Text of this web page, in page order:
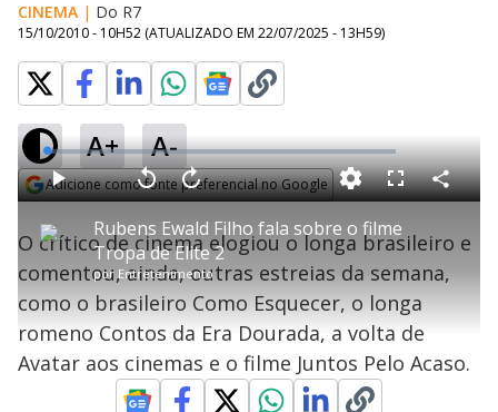
CINEMA | Do R7
15/10/2010 - 10H52 (ATUALIZADO EM 22/07/2025 - 13H59)
A+ A-
Adicione como fonte preferencial no Google
P
l
a
Rubens Ewald Filho fala sobre o filme
Tropa de Elite 2
por Entretenimento
P V
t
a
r
1
0
e
g
n
d
s
A
n
ç
a
r
1
u
n
o
s
L
o
a
d
e
:
0
.
8
8
%
F
l
s
c
e
n
C
o
a
r
i
l
O crítico de cinema elogiou o longa brasileiro e
comentou, ainda, outras estreias da semana,
como o brasileiro Como Esquecer, o longa
romeno Contos da Era Dourada, a volta de
Avatar aos cinemas e o filme Juntos Pelo Acaso.